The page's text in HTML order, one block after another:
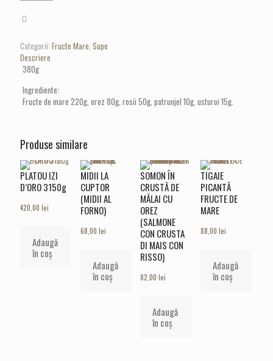
FRUCTE
MARE
ȘI
OREZ
(ZUPPA
CON
FRUTTI
RISSO)
Categorii: Fructe Mare, Supe
Descriere
380g
Ingrediente:
Fructe de mare 220g, orez 80g, rosii 50g, patrunjel 10g, usturoi 15g.
Produse similare
PLATOU IZI
D’ORO 3150g
420,00 lei
Adaugă
în coș
MIDII LA
CUPTOR
(MIDII AL
FORNO)
68,00 lei
Adaugă
în coș
SOMON ÎN
CRUSTĂ DE
MĂLAI CU
OREZ
(SALMONE
CON CRUSTA
DI MAIS CON
RISSO)
82,00lei
Adaugă
în coș
TIGAIE
PICANTĂ
FRUCTE DE
MARE
88,00lei
Adaugă
în coș